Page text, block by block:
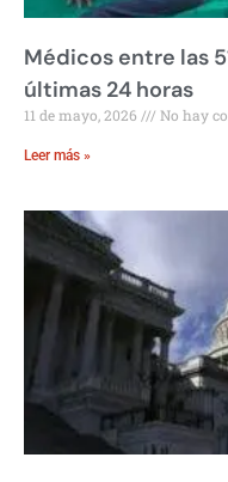
Médicos entre las
últimas 24 horas
11 de mayo, 2026 No hay
Leer más »